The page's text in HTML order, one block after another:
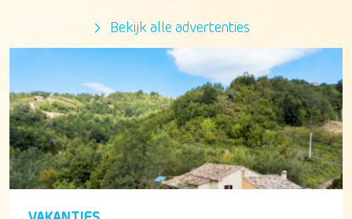
Bekijk alle advertenties